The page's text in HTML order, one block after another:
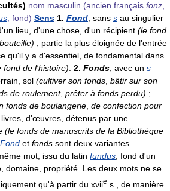
nom masculin (ancien français fonz,
, fond) Sens 1. Fond, sans s au singulier
lieu, d'une chose, d'un récipient (le fond
; partie la plus éloignée de l'entrée
qu'il y a d'essentiel, de fondamental dans
fond de l'histoire). 2. Fonds, avec un s
sol (cultiver son fonds, bâtir sur son
de roulement, prêter à fonds perdu) ;
fonds de boulangerie, de confection pour
d'œuvres, détenus par une
(le fonds de manuscrits de la Bibliothèque
Fond et fonds sont deux variantes
mot, issu du latin fundus, fond d'un
domaine, propriété. Les deux mots ne se
qu'à partir du xviie s., de manière